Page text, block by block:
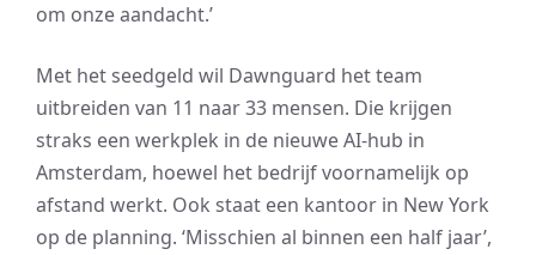
om onze aandacht.’
Met het seedgeld wil Dawnguard het team
uitbreiden van 11 naar 33 mensen. Die krijgen
straks een werkplek in de nieuwe AI-hub in
Amsterdam, hoewel het bedrijf voornamelijk op
afstand werkt. Ook staat een kantoor in New York
op de planning. ‘Misschien al binnen een half jaar’,